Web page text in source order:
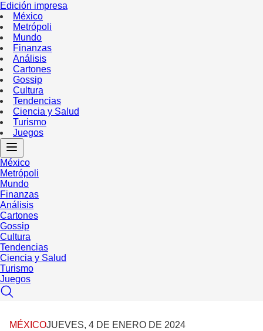
Edición impresa
México
Metrópoli
Mundo
Finanzas
Análisis
Cartones
Gossip
Cultura
Tendencias
Ciencia y Salud
Turismo
Juegos
México
Metrópoli
Mundo
Finanzas
Análisis
Cartones
Gossip
Cultura
Tendencias
Ciencia y Salud
Turismo
Juegos
MÉXICOJUEVES, 4 DE ENERO DE 2024